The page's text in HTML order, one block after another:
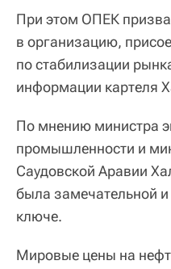
При этом ОПЕК
в организацию,
по стабилизации
информации картеля
По мнению министра
промышленности и
Саудовской Аравии
была замечательной
ключе.
Мировые цены на